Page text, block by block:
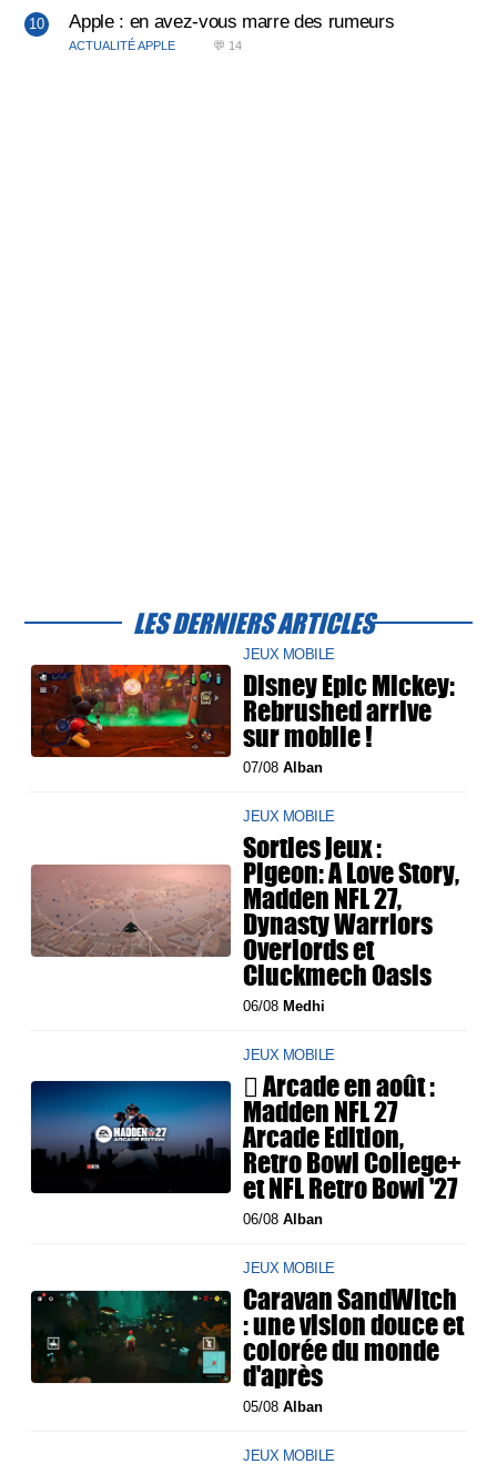
Apple : en avez-vous marre des rumeurs
ACTUALITÉ APPLE 💬 14
LES DERNIERS ARTICLES
JEUX MOBILE
Disney Epic Mickey:
Rebrushed arrive
sur mobile !
07/08Alban
JEUX MOBILE
Sorties jeux :
Pigeon: A Love Story,
Madden NFL 27,
Dynasty Warriors
Overlords et
Cluckmech Oasis
06/08 Medhi
JEUX MOBILE
 Arcade en août :
Madden NFL 27
Arcade Edition,
Retro Bowl College+
et NFL Retro Bowl '27
06/08Alban
JEUX MOBILE
Caravan SandWitch
: une vision douce et
colorée du monde
d'après
05/08Alban
JEUX MOBILE